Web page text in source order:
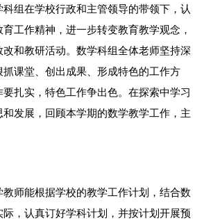
组在学校行政和主管领导的带领下，认
工作精神，进一步转变教育教学观念，
和教研活动。数学科组全体老师坚持深
抓课堂、创出成果、形成特色的工作方
扎实，特色工作争出色。在探索中学习
发展，回顾本学期的数学教学工作，主
师能根据学校的教学工作计划，结合数
，认真订好学科计划，并按计划开展预